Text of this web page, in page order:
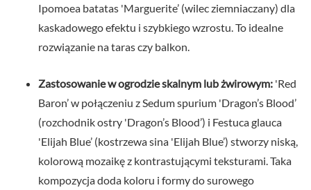
Ipomoea batatas 'Marguerite’ (wilec ziemniaczany) dla
kaskadowego efektu i szybkiego wzrostu. To idealne
rozwiązanie na taras czy balkon.
Zastosowanie w ogrodzie skalnym lub żwirowym: 'Red
Baron’ w połączeniu z Sedum spurium 'Dragon’s Blood’
(rozchodnik ostry 'Dragon’s Blood’) i Festuca glauca
'Elijah Blue’ (kostrzewa sina 'Elijah Blue’) stworzy niską,
kolorową mozaikę z kontrastującymi teksturami. Taka
kompozycja doda koloru i formy do surowego